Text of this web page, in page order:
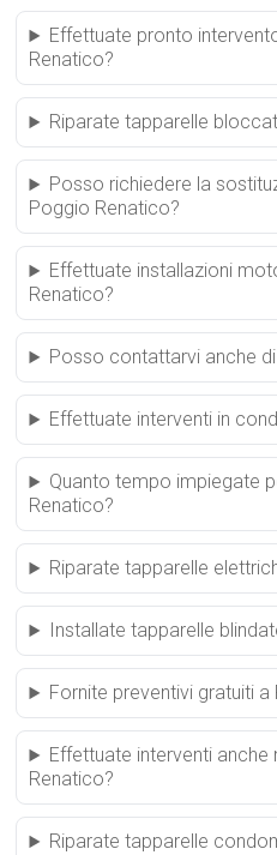
Effettuate pronto
Renatico?
Riparate tapparelle
Posso richiedere la
Poggio Renatico?
Effettuate installazioni
Renatico?
Posso contattarvi anche
Effettuate interventi in
Quanto tempo impiegate
Renatico?
Riparate tapparelle
Installate tapparelle
Fornite preventivi gratuiti
Effettuate interventi anche
Renatico?
Riparate tapparelle